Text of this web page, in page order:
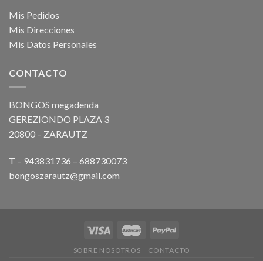
Mis Pedidos
Mis Direcciones
Mis Datos Personales
CONTACTO
BONGOS megadenda
GEREZIONDO PLAZA 3
20800 – ZARAUTZ
T – 943831736 – 688730073
bongoszarautz@gmail.com
SOBRE NOSOTROS CONTACTO